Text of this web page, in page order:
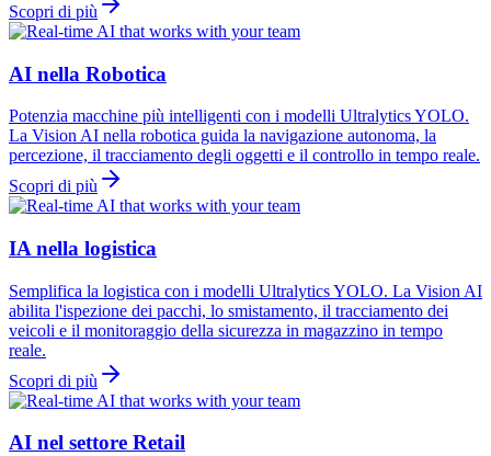
Scopri di più
AI nella Robotica
Potenzia macchine più intelligenti con i modelli Ultralytics YOLO.
La Vision AI nella robotica guida la navigazione autonoma, la
percezione, il tracciamento degli oggetti e il controllo in tempo reale.
Scopri di più
IA nella logistica
Semplifica la logistica con i modelli Ultralytics YOLO. La Vision AI
abilita l'ispezione dei pacchi, lo smistamento, il tracciamento dei
veicoli e il monitoraggio della sicurezza in magazzino in tempo
reale.
Scopri di più
AI nel settore Retail